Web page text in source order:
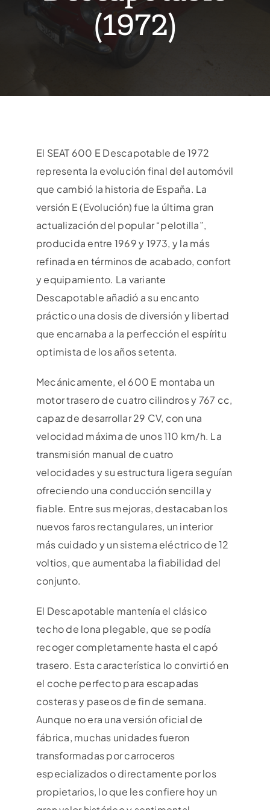
(1972)
El SEAT 600 E Descapotable de 1972
representa la evolución final del automóvil
que cambió la historia de España. La
versión E (Evolución) fue la última gran
actualización del popular “pelotilla”,
producida entre 1969 y 1973, y la más
refinada en términos de acabado, confort
y equipamiento. La variante
Descapotable añadió a su encanto
práctico una dosis de diversión y libertad
que encarnaba a la perfección el espíritu
optimista de los años setenta.
Mecánicamente, el 600 E montaba un
motor trasero de cuatro cilindros y 767 cc,
capaz de desarrollar 29 CV, con una
velocidad máxima de unos 110 km/h. La
transmisión manual de cuatro
velocidades y su estructura ligera seguían
ofreciendo una conducción sencilla y
fiable. Entre sus mejoras, destacaban los
nuevos faros rectangulares, un interior
más cuidado y un sistema eléctrico de 12
voltios, que aumentaba la fiabilidad del
conjunto.
El Descapotable mantenía el clásico
techo de lona plegable, que se podía
recoger completamente hasta el capó
trasero. Esta característica lo convirtió en
el coche perfecto para escapadas
costeras y paseos de fin de semana.
Aunque no era una versión oficial de
fábrica, muchas unidades fueron
transformadas por carroceros
especializados o directamente por los
propietarios, lo que les confiere hoy un